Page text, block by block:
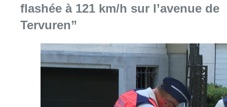
flashée à 121 km/h sur l’avenue de
Tervuren”